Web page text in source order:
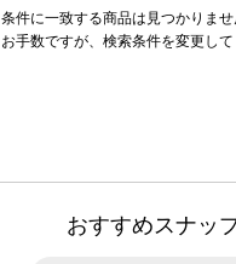
条件に一致する商品は見つかりませ
お手数ですが、検索条件を変更して
おすすめスナッ